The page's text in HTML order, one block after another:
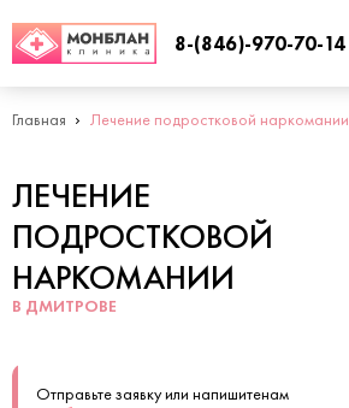
8-(846)-970-70-14
Главная Лечение подростковой наркомании
ЛЕЧЕНИЕ
ПОДРОСТКОВОЙ
НАРКОМАНИИ
В ДМИТРОВЕ
Отправьте заявку или напишитенам